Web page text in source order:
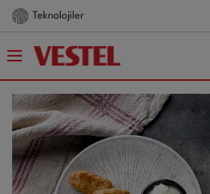
Teknolojiler